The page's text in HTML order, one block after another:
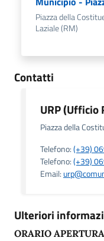
Piazza della
Laziale (RM)
Contatti
URP (Ufficio
Piazza della
Telefono:(+39)
Telefono:(+39)
Email:
Ulteriori
ORARIO